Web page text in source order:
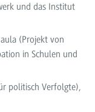
und das Institut
(Projekt von
in Schulen und
politisch Verfolgte),